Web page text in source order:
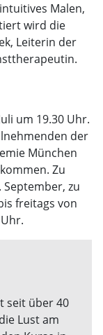
Malen,
wird die
Leiterin der
um 19.30 Uhr.
der
München
Zu
September, zu
freitags von
seit über 40
Lust am